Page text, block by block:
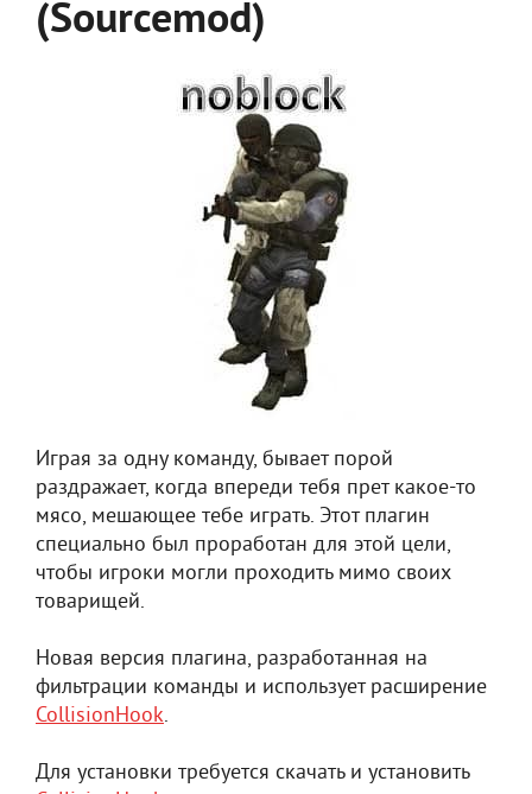
(Sourcemod)
Играя за одну команду, бывает порой
раздражает, когда впереди тебя прет какое-то
мясо, мешающее тебе играть. Этот плагин
специально был проработан для этой цели,
чтобы игроки могли проходить мимо своих
товарищей.
Новая версия плагина, разработанная на
фильтрации команды и использует расширение
CollisionHook.
Для установки требуется скачать и установить